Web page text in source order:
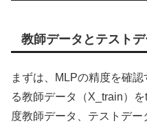
教師データとテスト
まずは、MLPの精度を確
る教師データ（X_train）
度教師データ、テストデー